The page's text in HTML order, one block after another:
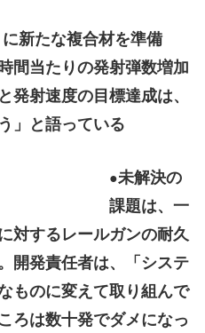
新たな複合材を準備
間当たりの発射弾数増加
発射速度の目標達成は、
」と語っている
●未解決の
課題は、一
対するレールガンの耐久
開発責任者は、「システ
ものに変えて取り組んで
ろは数十発でダメになっ